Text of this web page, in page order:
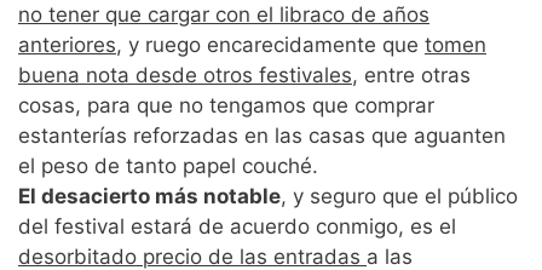
no tener que cargar con el libraco de años
anteriores, y ruego encarecidamente que tomen
buena nota desde otros festivales, entre otras
cosas, para que no tengamos que comprar
estanterías reforzadas en las casas que aguanten
el peso de tanto papel couché.
El desacierto más notable, y seguro que el público
del festival estará de acuerdo conmigo, es el
desorbitado precio de las entradas a las